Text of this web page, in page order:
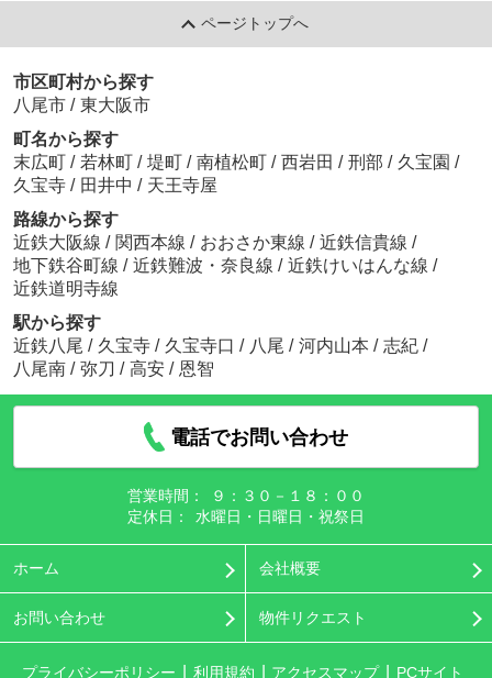
ページトップへ
市区町村から探す
八尾市 / 東大阪市
町名から探す
末広町 / 若林町 / 堤町 / 南植松町 / 西岩田 / 刑部 / 久宝園 /
久宝寺 / 田井中 / 天王寺屋
路線から探す
近鉄大阪線 / 関西本線 / おおさか東線 / 近鉄信貴線 /
地下鉄谷町線 / 近鉄難波・奈良線 / 近鉄けいはんな線 /
近鉄道明寺線
駅から探す
近鉄八尾 / 久宝寺 / 久宝寺口 / 八尾 / 河内山本 / 志紀 /
八尾南 / 弥刀 / 高安 / 恩智
電話でお問い合わせ
営業時間：
９：３０－１８：００
定休日：
水曜日・日曜日・祝祭日
ホーム 会社概要
お問い合わせ 物件リクエスト
プライバシーポリシー 利用規約 アクセスマップ PCサイト